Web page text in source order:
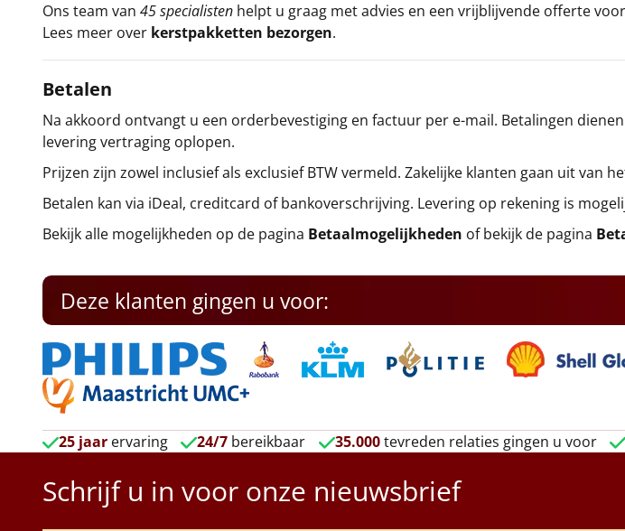
Ons team van 45 specialisten helpt u graag met advies en een vrijblijvende offerte
Lees meer over kerstpakketten bezorgen.
Betalen
Na akkoord ontvangt u een orderbevestiging en factuur per e-mail. Betalingen
levering vertraging oplopen.
Prijzen zijn zowel inclusief als exclusief BTW vermeld. Zakelijke klanten gaan uit van
Betalen kan via iDeal, creditcard of bankoverschrijving. Levering op rekening is
Bekijk alle mogelijkheden op de pagina Betaalmogelijkheden of bekijk de pagina
Deze klanten gingen u voor:
25 jaar ervaring 24/7 bereikbaar 35.000tevreden relaties gingen u voor
Schrijf u in voor onze nieuwsbrief